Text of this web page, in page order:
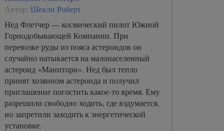
Автор: Шекли Роберт
Нед Флетчер — космический пилот Южной
Горнодобывающей Компании. При
перевозке руды из пояса астероидов он
случайно натыкается на малонаселенный
астероид «Манитори». Нед был тепло
принят хозяином астероида и получил
приглашение погостить какое-то время. Ему
разрешили свободно ходить, где вздумается,
но запретили заходить к энергетической
установке.